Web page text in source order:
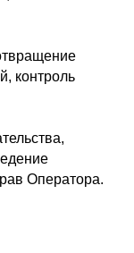
контроль
Оператора.